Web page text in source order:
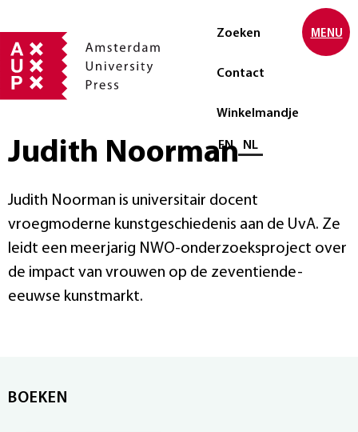
Zoeken
Contact
Winkelmandje
Selecteer taal
EN NL
MENU
Judith Noorman
Judith Noorman is universitair docent
vroegmoderne kunstgeschiedenis aan de UvA. Ze
leidt een meerjarig NWO-onderzoeksproject over
de impact van vrouwen op de zeventiende-
eeuwse kunstmarkt.
BOEKEN